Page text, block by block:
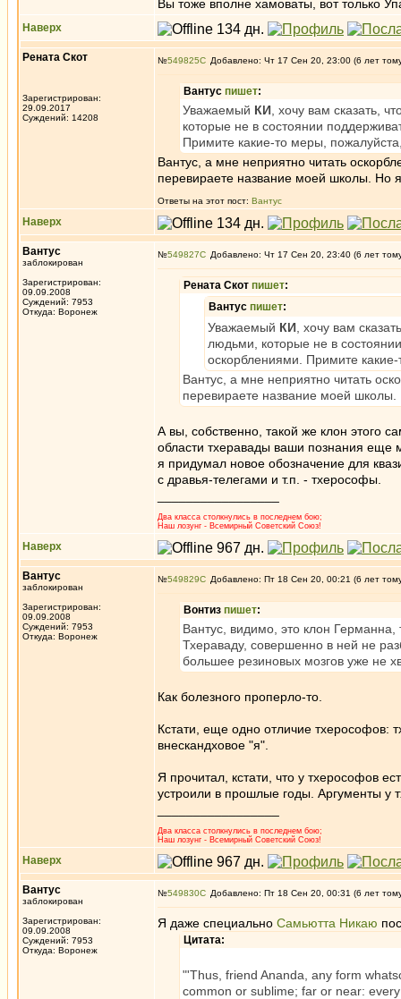
Вы тоже вполне хамоваты, вот только
Наверх
Рената Скот
Зарегистрирован:
29.09.2017
Суждений: 14208
№549825 Добавлено: Чт 17 Сен 20, 23:00 (6 лет
Вантус пишет:
Уважаемый КИ , хочу вам сказать,
которые не в состоянии
Примите какие-то меры,
Вантус, а мне неприятно читать
перевираете название моей школы. Но
Ответы на этот пост: Вантус
Наверх
Вантус
заблокирован
Зарегистрирован:
09.09.2008
Суждений: 7953
Откуда: Воронеж
№549827 Добавлено: Чт 17 Сен 20, 23:40 (6 лет
Рената Скот пишет:
Вантус пишет:
Уважаемый КИ , хочу вам
людьми, которые не в
оскорблениями. Примите
Вантус, а мне неприятно читать
перевираете название моей
А вы, собственно, такой же клон этого
области тхеравады ваши познания еще
я придумал новое обозначение для
с дравья-телегами и т.п. - тхерософы.
Два класса столкнулись в последнем бою;
Наш лозунг - Всемирный Советский Союз!
Наверх
Вантус
заблокирован
Зарегистрирован:
09.09.2008
Суждений: 7953
Откуда: Воронеж
№549829 Добавлено: Пт 18 Сен 20, 00:21 (6 лет
Вонтиз пишет:
Вантус, видимо, это клон
Тхераваду, совершенно в ней не
большее резиновых мозгов уже не
Как болезного проперло-то.
Кстати, еще одно отличие тхерософов:
внескандховое "я".
Я прочитал, кстати, что у тхерософов
устроили в прошлые годы. Аргументы у
Два класса столкнулись в последнем бою;
Наш лозунг - Всемирный Советский Союз!
Наверх
Вантус
заблокирован
Зарегистрирован:
09.09.2008
Суждений: 7953
Откуда: Воронеж
№549830 Добавлено: Пт 18 Сен 20, 00:31 (6 лет
Я даже специально Самьютта Никаю
Цитата:
"'Thus, friend Ananda, any form
common or sublime; far or near: